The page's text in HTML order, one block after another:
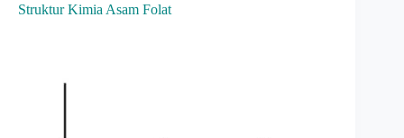
Struktur Kimia Asam Folat